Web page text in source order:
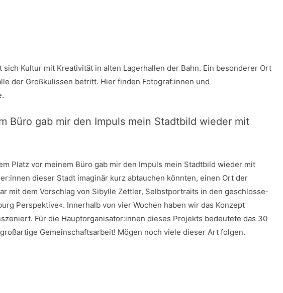
Kul­tur mit Krea­ti­vi­tät in alten Lager­hal­len der Bahn. Ein beson­de­rer Ort
der Groß­ku­lis­sen betritt. Hier fin­den Fotograf:innen und
Büro gab mir den Impuls mein Stadt­bild wie­der mit
Platz vor mei­nem Büro gab mir den Impuls mein Stadt­bild wie­der mit
die­ser Stadt ima­gi­när kurz abtau­chen könn­ten, einen Ort der
mit dem Vor­schlag von Sibyl­le Zett­ler, Selbst­por­traits in den geschlos­se­
Per­spek­ti­ve«. Inner­halb von vier Wochen haben wir das Kon­zept
Für die Hauptorganisator:innen die­ses Pro­jekts bedeu­te­te das 30
Gemein­schafts­ar­beit! Mögen noch vie­le die­ser Art folgen.